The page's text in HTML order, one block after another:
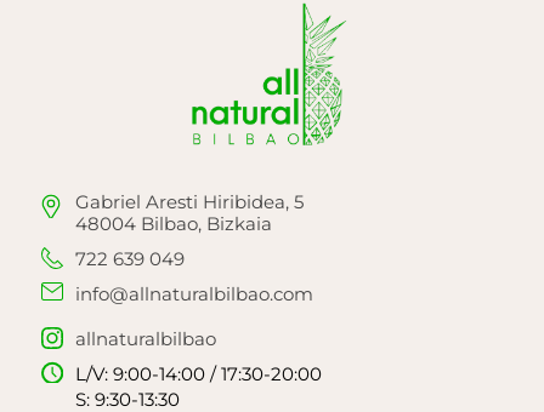
Gabriel Aresti Hiribidea, 5
48004 Bilbao, Bizkaia
722 639 049
info@allnaturalbilbao.com
allnaturalbilbao
L/V: 9:00-14:00 / 17:30-20:00
S: 9:30-13:30